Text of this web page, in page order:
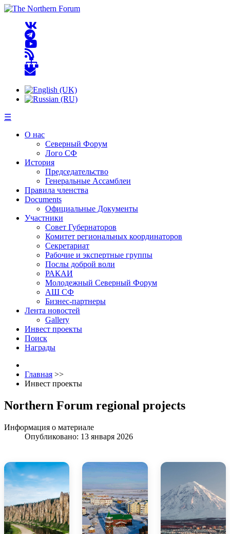
☰
О нас
Северный Форум
Лого СФ
История
Председательство
Генеральные Ассамблеи
Правила членства
Documents
Официальные Документы
Участники
Совет Губернаторов
Комитет региональных координаторов
Секретариат
Рабочие и экспертные группы
Послы доброй воли
РАКАИ
Молодежный Северный Форум
АШ СФ
Бизнес-партнеры
Лента новостей
Gallery
Инвест проекты
Поиск
Награды
Главная >>
Инвест проекты
Northern Forum regional projects
Информация о материале
Опубликовано: 13 января 2026